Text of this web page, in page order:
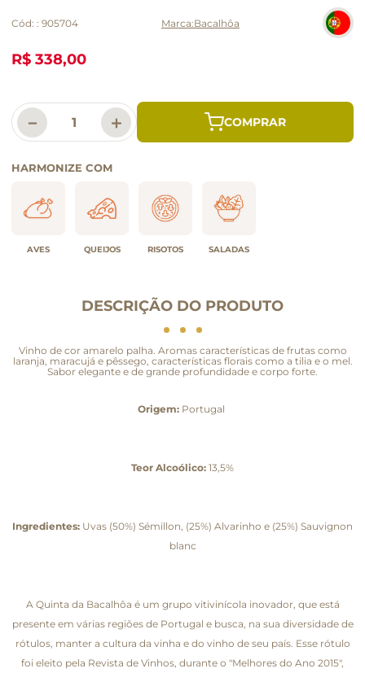
Cód: : 905704 Bacalhôa
R$ 338,00
＋
－
HARMONIZE COM
AVES QUEIJOS RISOTOS SALADAS
DESCRIÇÃO DO PRODUTO
Vinho de cor amarelo palha. Aromas características de frutas como
laranja, maracujá e pêssego, características florais como a tilia e o mel.
Sabor elegante e de grande profundidade e corpo forte.
Origem: Portugal
Teor Alcoólico: 13,5%
Ingredientes: Uvas (50%) Sémillon, (25%) Alvarinho e (25%) Sauvignon
blanc
A Quinta da Bacalhôa é um grupo vitivinícola inovador, que está
presente em várias regiões de Portugal e busca, na sua diversidade de
rótulos, manter a cultura da vinha e do vinho de seu país. Esse rótulo
foi eleito pela Revista de Vinhos, durante o "Melhores do Ano 2015",